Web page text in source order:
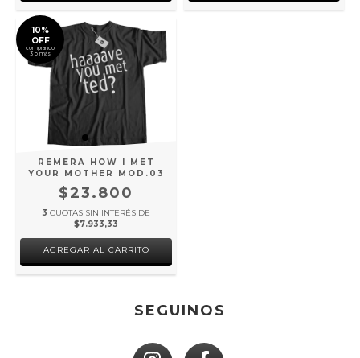
10%
OFF
comprando
3 o más
REMERA HOW I MET
YOUR MOTHER MOD.03
$23.800
3 CUOTAS SIN INTERÉS DE
$7.933,33
AGREGAR AL CARRITO
SEGUINOS